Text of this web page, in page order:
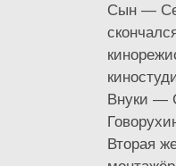
Сын —
Внуки —
Вторая